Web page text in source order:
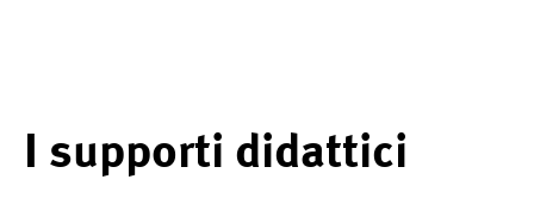
I supporti didattici